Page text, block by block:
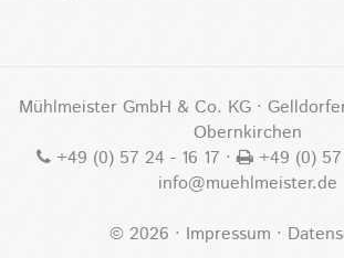
Mühlmeister GmbH & Co. KG ·
Obernkirchen
+49 (0) 57 24 - 16 17 ·
+49 (0) 57
info@muehlmeister.de
© 2026 · Impressum ·